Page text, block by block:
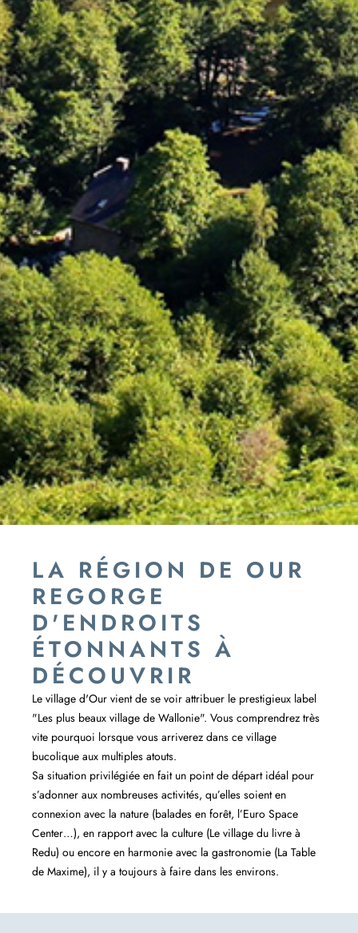
LA RÉGION DE OUR
REGORGE
D'ENDROITS
ÉTONNANTS À
DÉCOUVRIR
Le village d'Our vient de se voir attribuer le prestigieux label
"Les plus beaux village de Wallonie". Vous comprendrez très
vite pourquoi lorsque vous arriverez dans ce village
bucolique aux multiples atouts.
Sa situation privilégiée en fait un point de départ idéal pour
s’adonner aux nombreuses activités, qu’elles soient en
connexion avec la nature (balades en forêt, l’Euro Space
Center…), en rapport avec la culture (Le village du livre à
Redu) ou encore en harmonie avec la gastronomie (La Table
de Maxime), il y a toujours à faire dans les environs.